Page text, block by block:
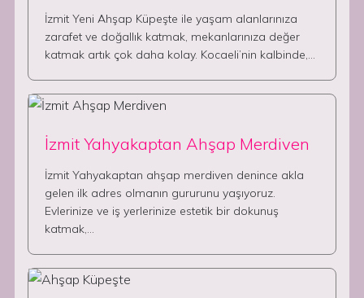
İzmit Yeni Ahşap Küpeşte ile yaşam alanlarınıza
zarafet ve doğallık katmak, mekanlarınıza değer
katmak artık çok daha kolay. Kocaeli’nin kalbinde,…
İzmit Yahyakaptan Ahşap Merdiven
İzmit Yahyakaptan ahşap merdiven denince akla
gelen ilk adres olmanın gururunu yaşıyoruz.
Evlerinize ve iş yerlerinize estetik bir dokunuş
katmak,…